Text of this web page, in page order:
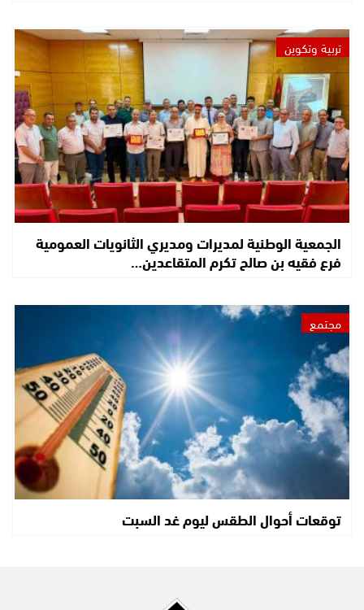
تربية وتكوين
الجمعية الوطنية لمديرات ومديري الثانويات العمومية
فرع فقيه بن صالح تكرم المتقاعدين…
مجتمع
توقعات أحوال الطقس ليوم غد السبت